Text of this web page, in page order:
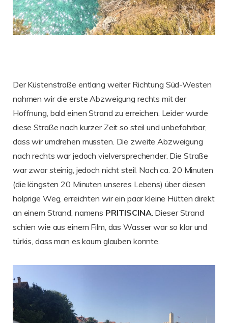
Der Küstenstraße entlang weiter Richtung Süd-Westen
nahmen wir die erste Abzweigung rechts mit der
Hoffnung, bald einen Strand zu erreichen. Leider wurde
diese Straße nach kurzer Zeit so steil und unbefahrbar,
dass wir umdrehen mussten. Die zweite Abzweigung
nach rechts war jedoch vielversprechender. Die Straße
war zwar steinig, jedoch nicht steil. Nach ca. 20 Minuten
(die längsten 20 Minuten unseres Lebens) über diesen
holprige Weg, erreichten wir ein paar kleine Hütten direkt
an einem Strand, namens PRITISCINA. Dieser Strand
schien wie aus einem Film, das Wasser war so klar und
türkis, dass man es kaum glauben konnte.